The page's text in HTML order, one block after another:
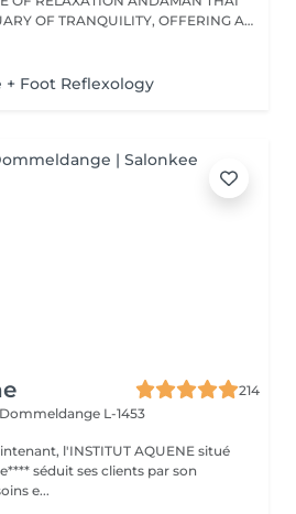
OF TRANQUILITY, OFFERING A
+ Foot Reflexology
214
Dommeldange L-1453
l'INSTITUT AQUENE situé
séduit ses clients par son
e...